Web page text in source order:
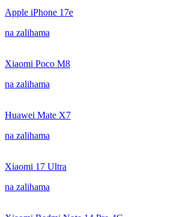
Apple iPhone 17e
na zalihama
Xiaomi Poco M8
na zalihama
Huawei Mate X7
na zalihama
Xiaomi 17 Ultra
na zalihama